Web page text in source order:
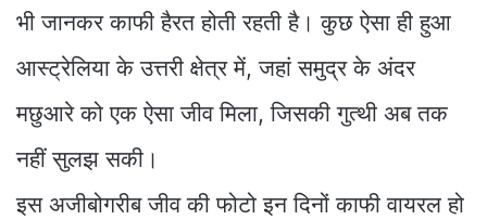
भी जानकर काफी हैरत होती रहती है। कुछ ऐसा ही हुआ
आस्ट्रेलिया के उत्तरी क्षेत्र में, जहां समुद्र के अंदर
मछुआरे को एक ऐसा जीव मिला, जिसकी गुत्थी अब तक
नहीं सुलझ सकी।
इस अजीबोगरीब जीव की फोटो इन दिनों काफी वायरल हो